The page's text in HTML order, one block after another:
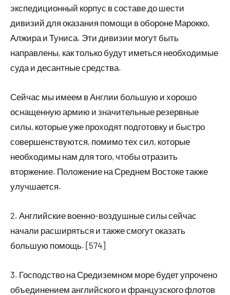
экспедиционный корпус в составе до шести
дивизий для оказания помощи в обороне Марокко,
Алжира и Туниса. Эти дивизии могут быть
направлены, как только будут иметься необходимые
суда и десантные средства.
Сейчас мы имеем в Англии большую и хорошо
оснащенную армию и значительные резервные
силы, которые уже проходят подготовку и быстро
совершенствуются, помимо тех сил, которые
необходимы нам для того, чтобы отразить
вторжение. Положение на Среднем Востоке также
улучшается.
2. Английские военно-воздушные силы сейчас
начали расширяться и также смогут оказать
большую помощь. [574]
3. Господство на Средиземном море будет упрочено
объединением английского и французского флотов